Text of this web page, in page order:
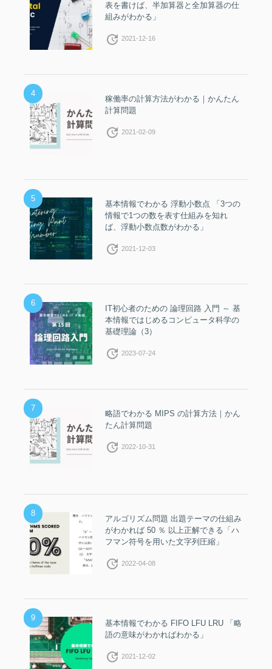
表を書けば、半加算器と全加算器の仕
組みがわかる」
update 2021-12-16
4
稼働率の計算方法がわかる｜かんたん
計算問題
update 2021-02-09
5
基本情報でわかる 浮動小数点 「3つの
情報で1つの数を表す仕組みを知れ
ば、浮動小数点数がわかる」
update 2021-12-03
6
IT初心者のための 論理回路 入門 ～ 基
本情報ではじめるコンピュータ科学の
基礎理論（3）
update 2023-07-24
7
略語でわかる MIPS の計算方法｜かん
たん計算問題
update 2022-10-31
8
アルゴリズム問題 出題テーマの仕組み
がわかれば 50 ％ 以上正解できる「ハ
フマン符号を用いた文字列圧縮」
update 2022-04-08
9
基本情報でわかる FIFO LFU LRU 「略
語の意味がわかればわかる」
update 2021-12-02